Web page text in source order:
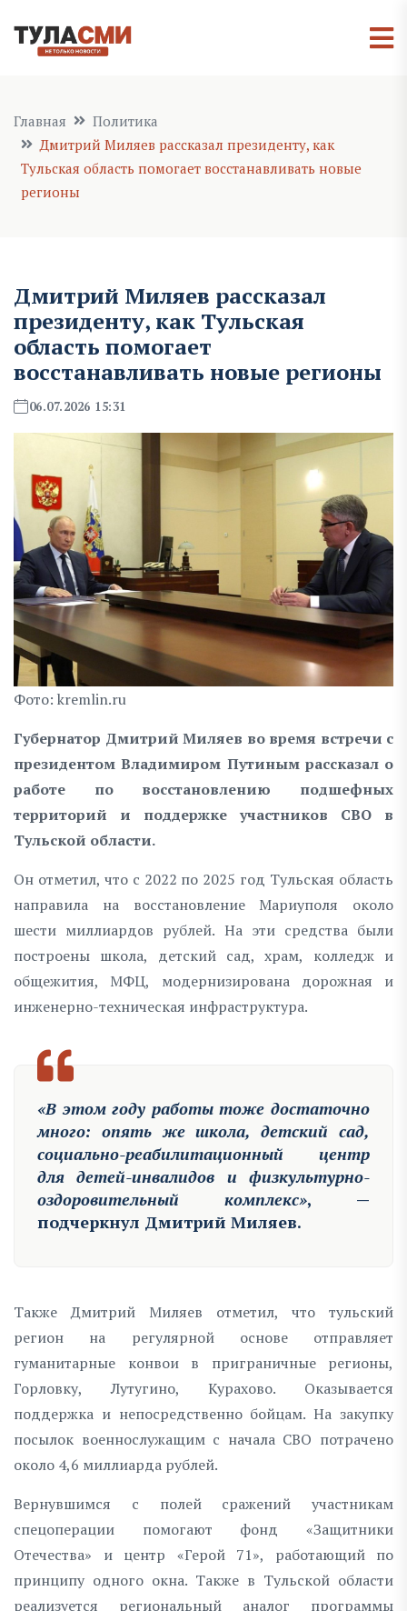
Главная
Политика
Дмитрий Миляев рассказал президенту, как
Тульская область помогает восстанавливать новые
регионы
Дмитрий Миляев рассказал
президенту, как Тульская
область помогает
восстанавливать новые регионы
06.07.2026 15:31
Фото: kremlin.ru
Губернатор Дмитрий Миляев во время встречи с
президентом Владимиром Путиным рассказал о
работе по восстановлению подшефных
территорий и поддержке участников СВО в
Тульской области.
Он отметил, что с 2022 по 2025 год Тульская область
направила на восстановление Мариуполя около
шести миллиардов рублей. На эти средства были
построены школа, детский сад, храм, колледж и
общежития, МФЦ, модернизирована дорожная и
инженерно-техническая инфраструктура.
«В этом году работы тоже достаточно
много: опять же школа, детский сад,
социально-реабилитационный центр
для детей-инвалидов и физкультурно-
оздоровительный комплекс», —
подчеркнул Дмитрий Миляев.
Также Дмитрий Миляев отметил, что тульский
регион на регулярной основе отправляет
гуманитарные конвои в приграничные регионы,
Горловку, Лутугино, Курахово. Оказывается
поддержка и непосредственно бойцам. На закупку
посылок военнослужащим с начала СВО потрачено
около 4,6 миллиарда рублей.
Вернувшимся с полей сражений участникам
спецоперации помогают фонд «Защитники
Отечества» и центр «Герой 71», работающий по
принципу одного окна. Также в Тульской области
реализуется региональный аналог программы